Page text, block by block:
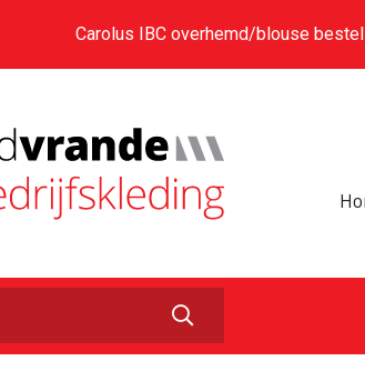
Carolus IBC overhemd/blouse